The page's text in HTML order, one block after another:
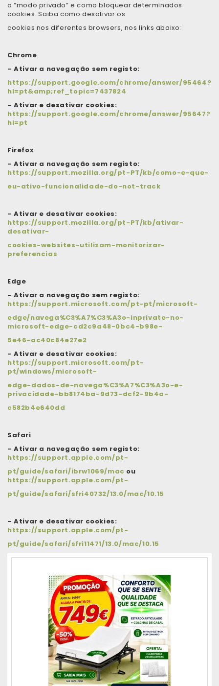
o “modo privado” e como bloquear determinados
cookies. Saiba como desativar os
cookies nos diferentes browsers, nos links abaixo:
Chrome
– Ativar a navegação sem registo:
https://support.google.com/chrome/answer/95464?
hl=pt&amp;ref_topic=7437824
– Ativar e desativar cookies:
https://support.google.com/chrome/answer/95647?
hl=pt
Firefox
– Ativar a navegação sem registo:
https://support.mozilla.org/pt-PT/kb/como-e-que-
eu-ativo-funcionalidade-do-not-track
– Ativar e desativar cookies:
https://support.mozilla.org/pt-PT/kb/ativar-
desativar-
cookies-websites-utilizam-monitorizar-
preferencias
Edge
– Ativar a navegação sem registo:
https://support.microsoft.com/pt-pt/microsoft-
edge/navega%C3%A7%C3%A3o-inprivate-no-
microsoft-edge-cd2c9a48-0bc4-b98e-
5e46-ac40c84e27e2
– Ativar e desativar cookies:
https://support.microsoft.com/pt-
pt/windows/microsoft-
edge-dados-de-navega%C3%A7%C3%A3o-e-
privacidade-bb8174ba-9d73-dcf2-9b4a-
c582b4e640dd
Safari
– Ativar a navegação sem registo:
https://support.apple.com/pt-
pt/guide/safari/ibrw1069/mac ou
https://support.apple.com/pt-
pt/guide/safari/sfri40732/13.0/mac/10.15
– Ativar e desativar cookies:
https://support.apple.com/pt-
pt/guide/safari/sfri11471/13.0/mac/10.15